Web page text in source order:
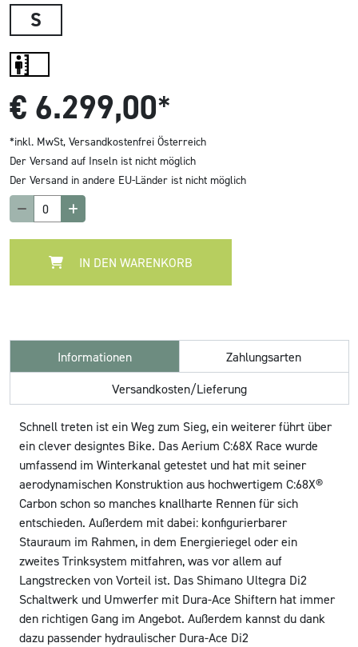
S
€ 6.299,00*
*inkl. MwSt, Versandkostenfrei Österreich
Der Versand auf Inseln ist nicht möglich
Der Versand in andere EU-Länder ist nicht möglich
IN DEN WARENKORB
Informationen
Zahlungsarten
Versandkosten/Lieferung
Schnell treten ist ein Weg zum Sieg, ein weiterer führt über
ein clever designtes Bike. Das Aerium C:68X Race wurde
umfassend im Winterkanal getestet und hat mit seiner
aerodynamischen Konstruktion aus hochwertigem C:68X®
Carbon schon so manches knallharte Rennen für sich
entschieden. Außerdem mit dabei: konfigurierbarer
Stauraum im Rahmen, in dem Energieriegel oder ein
zweites Trinksystem mitfahren, was vor allem auf
Langstrecken von Vorteil ist. Das Shimano Ultegra Di2
Schaltwerk und Umwerfer mit Dura-Ace Shiftern hat immer
den richtigen Gang im Angebot. Außerdem kannst du dank
dazu passender hydraulischer Dura-Ace Di2